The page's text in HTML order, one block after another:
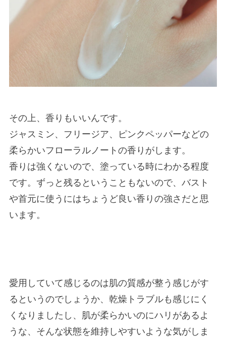
その上、香りもいいんです。
ジャスミン、フリージア、ピンクペッパーなどの
柔らかいフローラルノートの香りがします。
香りは強くないので、塗っている時にわかる程度
です。ずっと残るということもないので、バスト
や首元に使うにはちょうど良い香りの強さだと思
います。
愛用していて感じるのは肌の質感が整う感じがす
るというのでしょうか、乾燥トラブルも感じにく
くなりましたし、肌が柔らかいのにハリがあるよ
うな、そんな状態を維持しやすいような気がしま